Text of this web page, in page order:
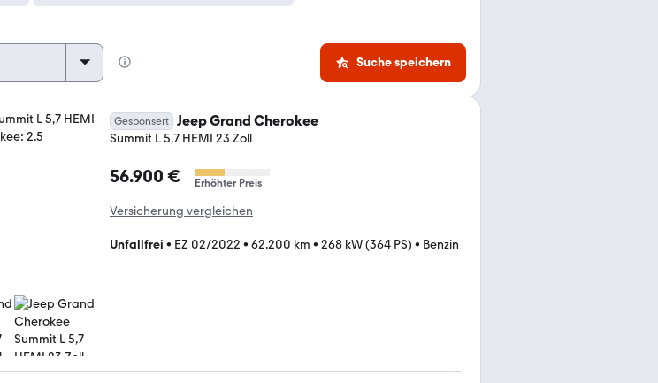
Suche speichern
Gesponsert Jeep Grand Cherokee
Summit L 5,7 HEMI 23 Zoll
56.900 € Erhöhter Preis
Versicherung vergleichen
Unfallfrei • EZ 02/2022 • 62.200 km • 268 kW (364 PS) • Benzin